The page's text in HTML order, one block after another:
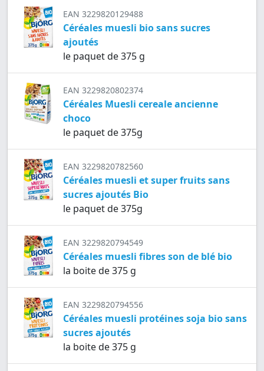
EAN 3229820129488
Céréales muesli bio sans sucres
ajoutés
le paquet de 375 g
EAN 3229820802374
Céréales Muesli cereale ancienne
choco
le paquet de 375g
EAN 3229820782560
Céréales muesli et super fruits sans
sucres ajoutés Bio
le paquet de 375g
EAN 3229820794549
Céréales muesli fibres son de blé bio
la boite de 375 g
EAN 3229820794556
Céréales muesli protéines soja bio sans
sucres ajoutés
la boite de 375 g